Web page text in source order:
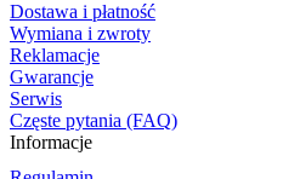
Dostawa i płatność
Wymiana i zwroty
Reklamacje
Gwarancje
Serwis
Częste pytania (FAQ)
Informacje